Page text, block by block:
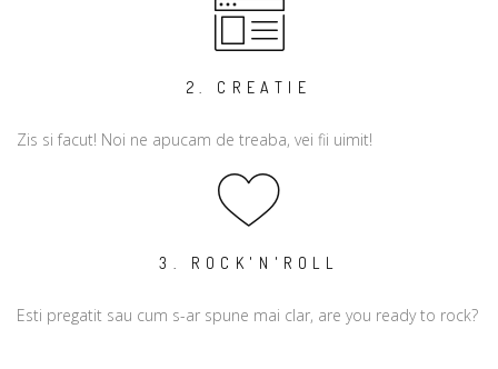
2. CREATIE
Zis si facut! Noi ne apucam de treaba, vei fii uimit!
3. ROCK'N'ROLL
Esti pregatit sau cum s-ar spune mai clar, are you ready to rock?